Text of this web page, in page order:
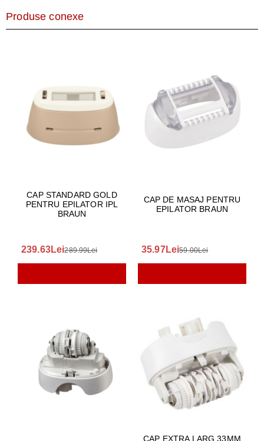
Produse conexe
CAP STANDARD GOLD
PENTRU EPILATOR IPL
BRAUN
239.63Lei289.99Lei
CAP DE MASAJ PENTRU
EPILATOR BRAUN
35.97Lei59.00Lei
CAP EXTRA LARG 33MM